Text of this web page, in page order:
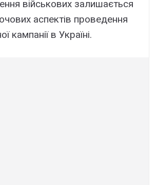
військових залишається
аспектів проведення
кампанії в Україні.